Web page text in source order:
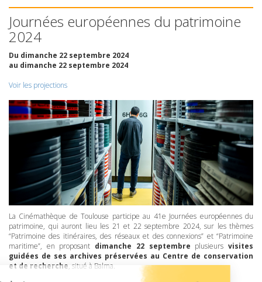
Journées européennes du patrimoine
2024
Du dimanche 22 septembre 2024
au dimanche 22 septembre 2024
Voir les projections
La Cinémathèque de Toulouse participe au 41e Journées européennes du
patrimoine, qui auront lieu les 21 et 22 septembre 2024, sur les thèmes
“Patrimoine des itinéraires, des réseaux et des connexions” et “Patrimoine
maritime”, en proposant dimanche 22 septembre plusieursvisites
guidées de ses archives préservées au Centre de conservation
et de recherche, situé à Balma.